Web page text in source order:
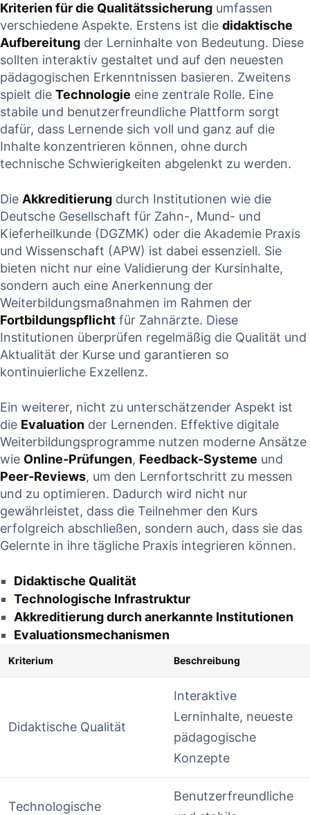
Kriterien für die Qualitätssicherung umfassen
verschiedene Aspekte. Erstens ist die didaktische
Aufbereitung der‌ Lerninhalte von Bedeutung. Diese
sollten interaktiv gestaltet und auf⁢ den neuesten
pädagogischen Erkenntnissen basieren. Zweitens
spielt die⁤ Technologie eine zentrale Rolle. Eine
stabile und benutzerfreundliche Plattform sorgt
dafür, dass Lernende sich voll und ganz auf die
Inhalte konzentrieren können, ohne durch
technische Schwierigkeiten ⁣abgelenkt⁢ zu werden.
Die Akkreditierung durch Institutionen wie die
⁢Deutsche Gesellschaft für Zahn-, Mund- und
Kieferheilkunde (DGZMK) oder die Akademie Praxis
und Wissenschaft (APW) ist dabei essenziell. Sie
bieten nicht nur eine‍ Validierung der Kursinhalte,
sondern auch ‌eine Anerkennung der
Weiterbildungsmaßnahmen im Rahmen der
Fortbildungspflicht für Zahnärzte. Diese
Institutionen überprüfen ⁤regelmäßig die Qualität und
Aktualität der Kurse ‍und garantieren so
kontinuierliche Exzellenz.
Ein weiterer, nicht zu unterschätzender Aspekt ist⁣
die Evaluation der‌ Lernenden. Effektive digitale
Weiterbildungsprogramme ​nutzen moderne Ansätze
wie Online-Prüfungen, Feedback-Systeme und
Peer-Reviews, um den Lernfortschritt zu messen
und zu ​optimieren. Dadurch wird nicht nur
gewährleistet, dass die Teilnehmer den Kurs
erfolgreich abschließen, sondern auch, dass sie⁣ das
Gelernte in ihre tägliche Praxis integrieren können.
Didaktische Qualität
Technologische Infrastruktur
Akkreditierung⁣ durch anerkannte Institutionen
Evaluationsmechanismen
Kriterium Beschreibung
Didaktische Qualität
Interaktive
Lerninhalte, neueste
pädagogische
Konzepte
Technologische
Benutzerfreundliche